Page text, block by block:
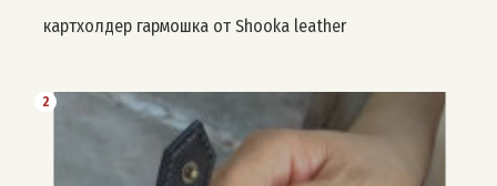
картхолдер гармошка от Shooka leather
2